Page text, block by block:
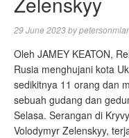
29 June 2023by
Oleh JAMEY KEATON,
Rusia menghujani kota
sedikitnya 11 orang dan
sebuah gudang dan
Selasa. Serangan di
Volodymyr Zelenskyy,